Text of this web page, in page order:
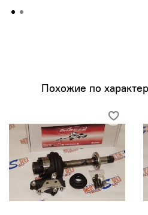
Похожие по